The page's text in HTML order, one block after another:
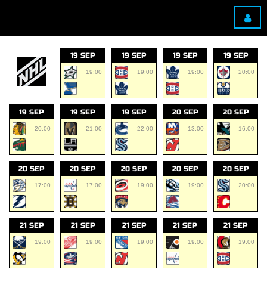
19 SEP
19:00
19 SEP
19:00
19 SEP
19:00
19 SEP
20:00
19 SEP
20:00
19 SEP
21:00
19 SEP
22:00
20 SEP
13:00
20 SEP
16:00
20 SEP
17:00
20 SEP
17:00
20 SEP
19:00
20 SEP
19:00
20 SEP
20:00
21 SEP
19:00
21 SEP
19:00
21 SEP
19:00
21 SEP
19:00
21 SEP
19:00